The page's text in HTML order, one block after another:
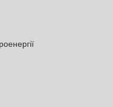
Константа підтвердив
пропонує офіційні
двоспальний матрац
латексом та